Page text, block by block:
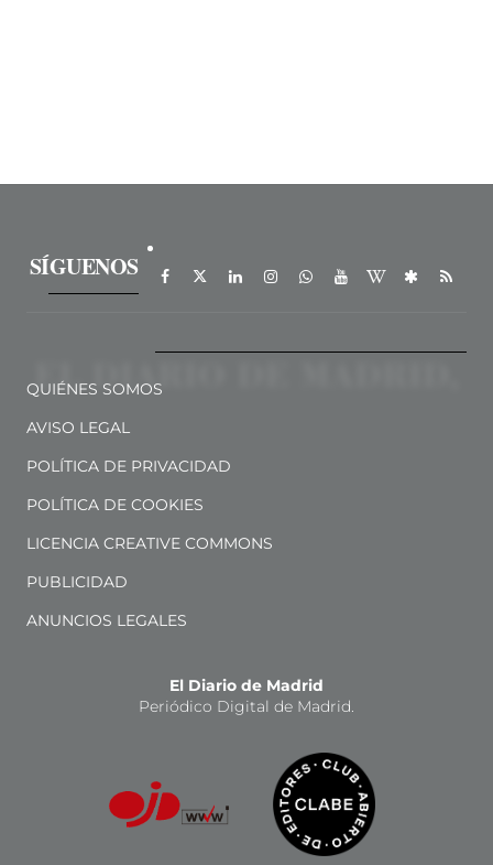
SÍGUENOS
QUIÉNES SOMOS
AVISO LEGAL
POLÍTICA DE PRIVACIDAD
POLÍTICA DE COOKIES
LICENCIA CREATIVE COMMONS
PUBLICIDAD
ANUNCIOS LEGALES
El Diario de Madrid
Periódico Digital de Madrid.